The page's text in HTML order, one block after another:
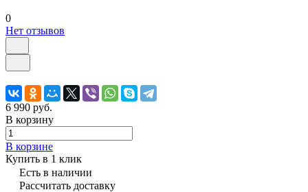
0
Нет отзывов
6 990 руб.
В корзину
В корзине
Купить в 1 клик
Есть в наличии
Рассчитать доставку